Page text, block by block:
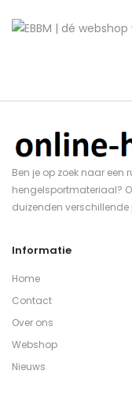
Ben je op zoek naar
hengelsportmateriaal?
duizenden
Informatie
Home
Contact
Over ons
Webshop
Nieuws